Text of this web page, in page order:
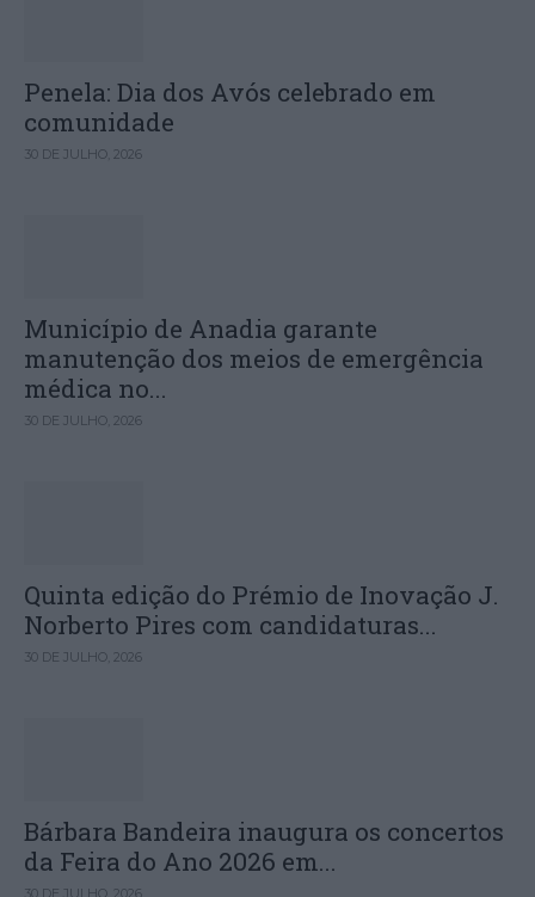
Penela: Dia dos Avós celebrado em
comunidade
30 DE JULHO, 2026
Município de Anadia garante
manutenção dos meios de emergência
médica no...
30 DE JULHO, 2026
Quinta edição do Prémio de Inovação J.
Norberto Pires com candidaturas...
30 DE JULHO, 2026
Bárbara Bandeira inaugura os concertos
da Feira do Ano 2026 em...
30 DE JULHO, 2026